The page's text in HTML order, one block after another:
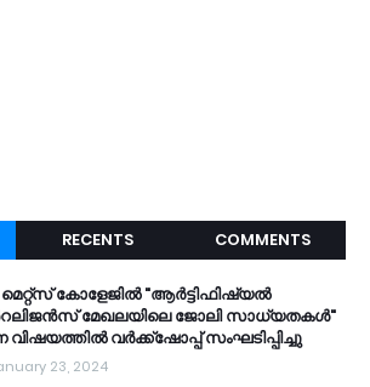
RECENTS COMMENTS
മെറ്റ്സ് കോളേജിൽ "ആർട്ടിഫിഷ്യൽ
മേഖലയിലെ ജോലി സാധ്യതകൾ"
വിഷയത്തിൽ വർക്ക്ഷോപ്പ് സംഘടിപ്പിച്ചു
23, 2024